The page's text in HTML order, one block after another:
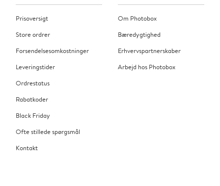
Prisoversigt
Store ordrer
Forsendelsesomkostninger
Leveringstider
Ordrestatus
Rabatkoder
Black Friday
Ofte stillede spørgsmål
Kontakt
Om Photobox
Bæredygtighed
Erhvervspartnerskaber
Arbejd hos Photobox